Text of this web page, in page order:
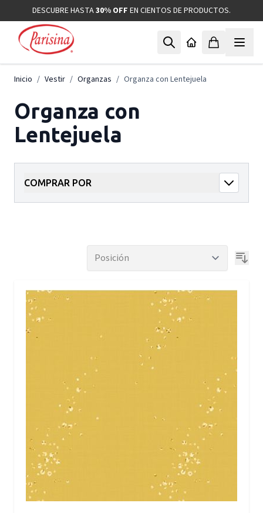
Ir al contenidoDESCUBRE HASTA30% OFF EN CIENTOS DE PRODUCTOS.
Inicio / Vestir / Organzas / Organza con Lentejuela
Organza con
Lentejuela
COMPRAR POR